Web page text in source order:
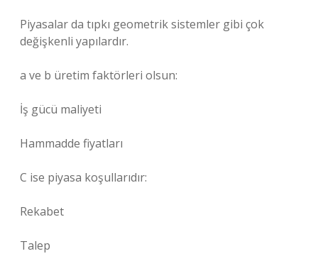
Piyasalar da tıpkı geometrik sistemler gibi çok
değişkenli yapılardır.
a ve b üretim faktörleri olsun:
İş gücü maliyeti
Hammadde fiyatları
C ise piyasa koşullarıdır:
Rekabet
Talep